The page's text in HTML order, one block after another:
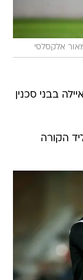
אלקסלסי
בבני סכנין
הקורה